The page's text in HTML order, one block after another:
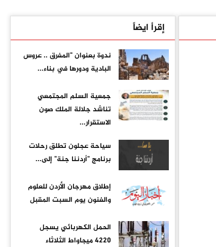
إقرأ ايضاً
ندوة بعنوان "المفرق .. عروس
البادية ودورها في بناء...
جمعية السلم المجتمعي
تناشد جلالة الملك صون
الاستقرار...
سياحة عجلون تطلق رحلات
برنامج "أردننا جنة" إلى...
إطلاق مهرجان الأردن للعلوم
والفنون يوم السبت المقبل
الحمل الكهربائي يسجل
4220 ميجاواط الثلاثاء